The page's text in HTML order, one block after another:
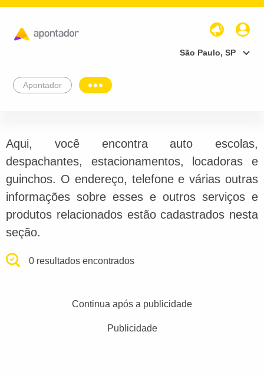
São Paulo, SP
Apontador
Aqui, você encontra auto escolas,
despachantes, estacionamentos, locadoras e
guinchos. O endereço, telefone e várias outras
informações sobre esses e outros serviços e
produtos relacionados estão cadastrados nesta
seção.
0 resultados encontrados
Continua após a publicidade
Publicidade